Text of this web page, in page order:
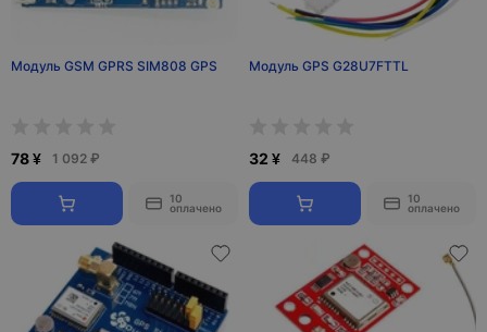
Модуль GSM GPRS SIM808 GPS
78 ¥ 1 092 ₽
10
оплачено
Модуль GPS G28U7FTTL
32 ¥ 448 ₽
10
оплачено